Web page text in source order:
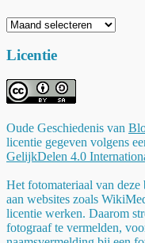
Archieven
Licentie
Oude Geschiedenis van
licentie gegeven volgens
GelijkDelen 4.0
Het fotomateriaal van
aan websites zoals
licentie werken. Daarom
fotograaf te vermelden,